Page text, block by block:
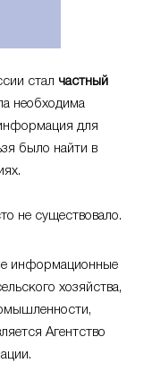
стал частный
необходима
для
было найти в
не существовало.
информационные
хозяйства,
Агентство